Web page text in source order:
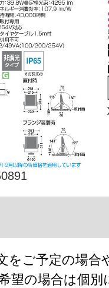
をご予定の場合
望の場合は個別